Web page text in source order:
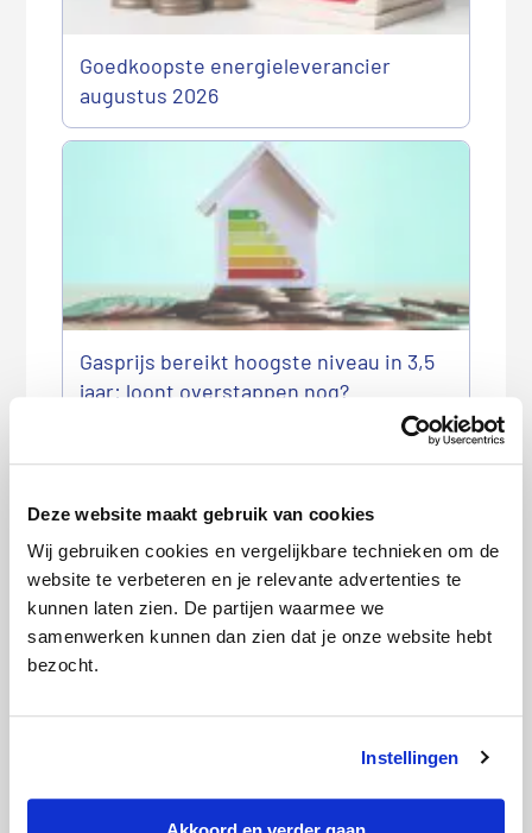
Deze website maakt gebruik van cookies
Wij gebruiken cookies en vergelijkbare technieken om de
website te verbeteren en je relevante advertenties te
kunnen laten zien. De partijen waarmee we
samenwerken kunnen dan zien dat je onze website hebt
bezocht.
Instellingen
Goedkoopste energieleverancier
augustus 2026
Gasprijs bereikt hoogste niveau in 3,5
jaar: loont overstappen nog?
Wanneer en hoe geef ik mijn